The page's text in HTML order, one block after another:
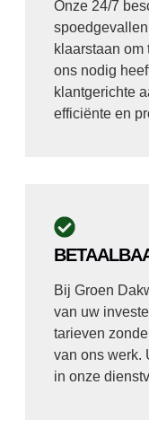
Onze 24/7
klaarstaan om
ons nodig
klantgerichte
efficiënte en
Bij Groen
van uw
tarieven
van ons werk.
in onze